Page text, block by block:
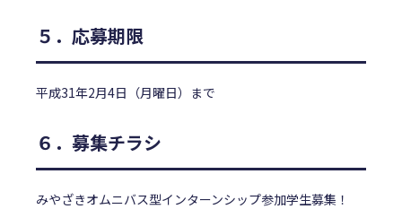
５．応募期限
平成31年2月4日（月曜日）まで
６．募集チラシ
みやざきオムニバス型インターンシップ参加学生募集！